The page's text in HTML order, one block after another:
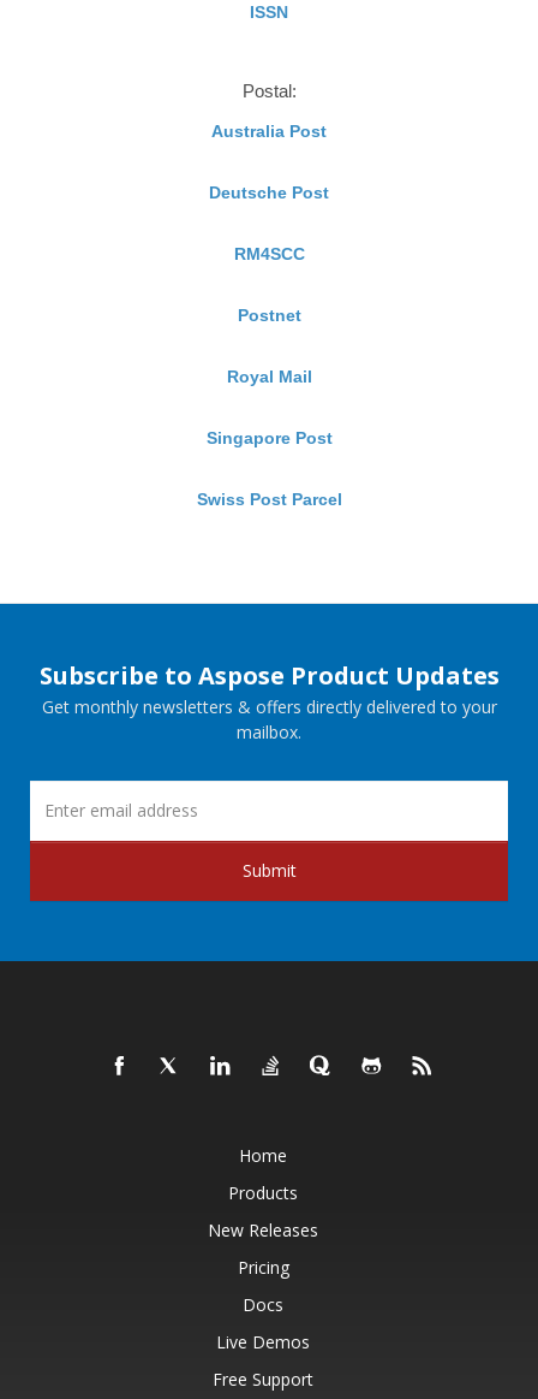
ISSN
Postal:
Australia Post
Deutsche Post
RM4SCC
Postnet
Royal Mail
Singapore Post
Swiss Post Parcel
Subscribe to Aspose Product Updates
Get monthly newsletters & offers directly delivered to your
mailbox.
Submit
Home
Products
New Releases
Pricing
Docs
Live Demos
Free Support